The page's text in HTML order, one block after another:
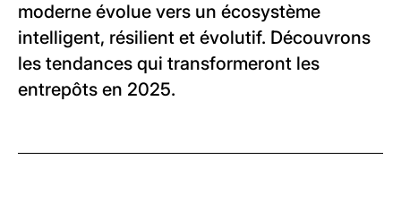
moderne évolue vers un écosystème
intelligent, résilient et évolutif. Découvrons
les tendances qui transformeront les
entrepôts en 2025.